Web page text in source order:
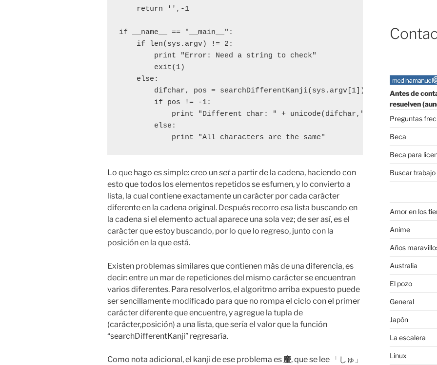
    return '',-1
if __name__ == "__main__":
    if len(sys.argv) != 2:
        print "Error: Need a string to check"
        exit(1)
    else:
        difchar, pos = searchDifferentKanji(sys.argv[1])
        if pos != -1:
print "Different char: " + unicode(difchar,"utf-8") + " in
        else:
            print "All characters are the same"
Lo que hago es simple: creo unseta partir de la cadena, haciendo con
esto que todos los elementos repetidos se esfumen, y lo convierto a
lista, la cual contiene exactamente un carácter por cada carácter
diferente en la cadena original. Después recorro esa lista buscando en
la cadena si el elemento actual aparece una sola vez; de ser así, es el
carácter que estoy buscando, por lo que lo regreso, junto con la
posición en la que está.
Existen problemas similares que contienen más de una diferencia, es
decir: entre un mar de repeticiones del mismo carácter se encuentran
varios diferentes. Para resolverlos, el algoritmo arriba expuesto puede
ser sencillamente modificado para que no rompa el ciclo con el primer
carácter diferente que encuentre, y agregue la tupla de
(carácter,posición) a una lista, que sería el valor que la función
“searchDifferentKanji” regresaría.
Como nota adicional, el kanji de ese problema es 麈, que se lee 「しゅ」
Antes de
resuelven
Preguntas
Beca
Beca para
Buscar
Amor en los
Anime
Años
Australia
El pozo
General
Japón
La escalera
Linux